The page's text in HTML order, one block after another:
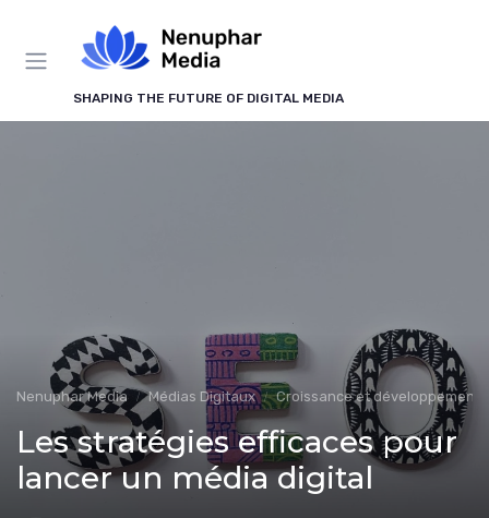
SHAPING THE FUTURE OF DIGITAL MEDIA
Nenuphar Media Médias Digitaux Croissance et développement
Les stratégies efficaces pour
lancer un média digital